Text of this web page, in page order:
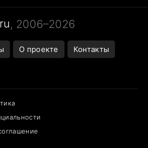
Тунцы в океанариуме
, 2006–2026
О проекте Контакты